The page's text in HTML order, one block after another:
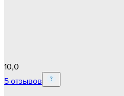
10,0
5 отзывов